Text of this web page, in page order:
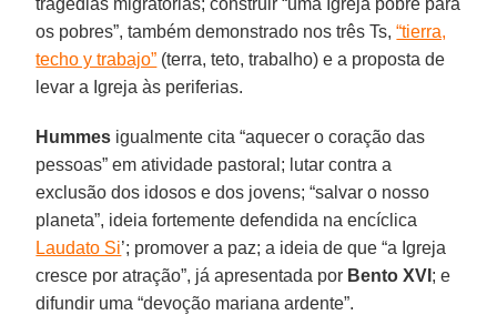
os pobres”, também demonstrado nos três Ts,“tierra,
techo y trabajo” (terra, teto, trabalho) e a proposta de
levar a Igreja às periferias.
Hummes igualmente cita “aquecer o coração das
pessoas” em atividade pastoral; lutar contra a
exclusão dos idosos e dos jovens; “salvar o nosso
planeta”, ideia fortemente defendida na encíclica
Laudato Si’; promover a paz; a ideia de que “a Igreja
cresce por atração”, já apresentada por Bento XVI ; e
difundir uma “devoção mariana ardente”.